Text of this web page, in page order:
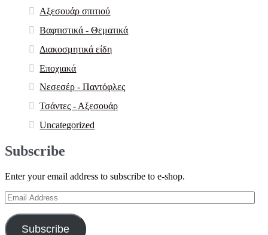
Αξεσουάρ σπιτιού
Βαφτιστικά - Θεματικά
Διακοσμητικά είδη
Εποχιακά
Νεσεσέρ - Παντόφλες
Τσάντες - Αξεσουάρ
Uncategorized
Subscribe
Enter your email address to subscribe to e-shop.
Email
Address
Subscribe